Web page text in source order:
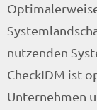
nutzenden
CheckIDM ist
Unternehmen